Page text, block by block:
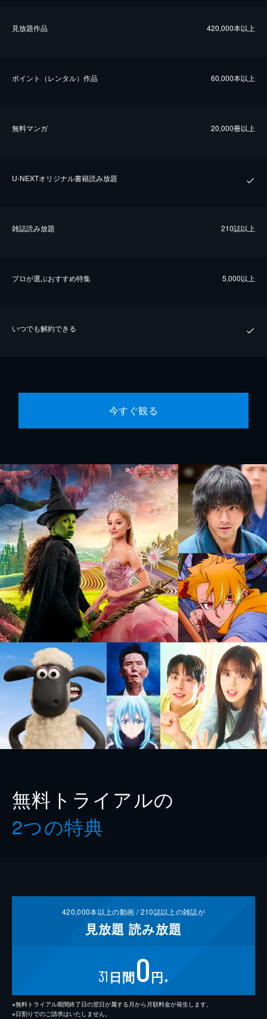
⾒放題作品 420,000本以上
ポイント（レンタル）作品 60,000本以上
無料マンガ 20,000冊以上
U-NEXTオリジナル書籍読み放題
雑誌読み放題 210誌以上
プロが選ぶおすすめ特集 5,000以上
いつでも解約できる
今すぐ観る
無料トライアルの
2つの特典
420,000本以上の動画 /210誌以上の雑誌が
見放題 読み放題
31 日間0円 ※
※無料トライアル期間終了日の翌日が属する月から月額料金が発生します。
※日割りでのご請求はいたしません。